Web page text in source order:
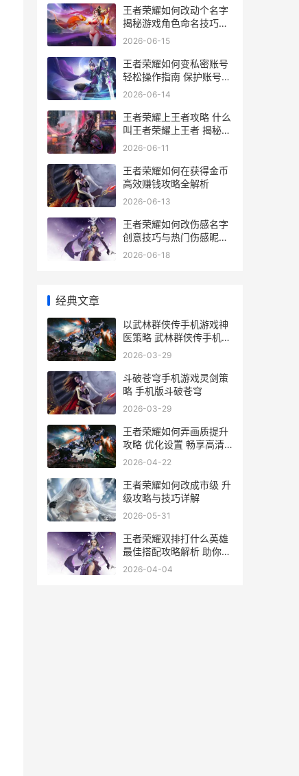
王者荣耀如何改动个名字
揭秘游戏角色命名技巧与
策略
2026-06-15
王者荣耀如何变私密账号
轻松操作指南 保护账号安
全秘籍
2026-06-14
王者荣耀上王者攻略 什么
叫王者荣耀上王者 揭秘成
为高手的秘诀
2026-06-11
王者荣耀如何在获得金币
高效赚钱攻略全解析
2026-06-13
王者荣耀如何改伤感名字
创意技巧与热门伤感昵称
推荐
2026-06-18
经典文章
以武林群侠传手机游戏神
医策略 武林群侠传手机版
(免费版)
2026-03-29
斗破苍穹手机游戏灵剑策
略 手机版斗破苍穹
2026-03-29
王者荣耀如何弄画质提升
攻略 优化设置 畅享高清
游戏体验
2026-04-22
王者荣耀如何改成市级 升
级攻略与技巧详解
2026-05-31
王者荣耀双排打什么英雄
最佳搭配攻略解析 助你轻
松上分
2026-04-04